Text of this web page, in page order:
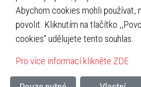
Pod Kovosvitem
Sezimovo Ústí II
Email:
Tel:+420 608
Abychom cookies mohli používat,
povolit. Kliknutím na tlačítko
cookies“ udělujete tento souhlas.
Pro více informací klikněte ZDE